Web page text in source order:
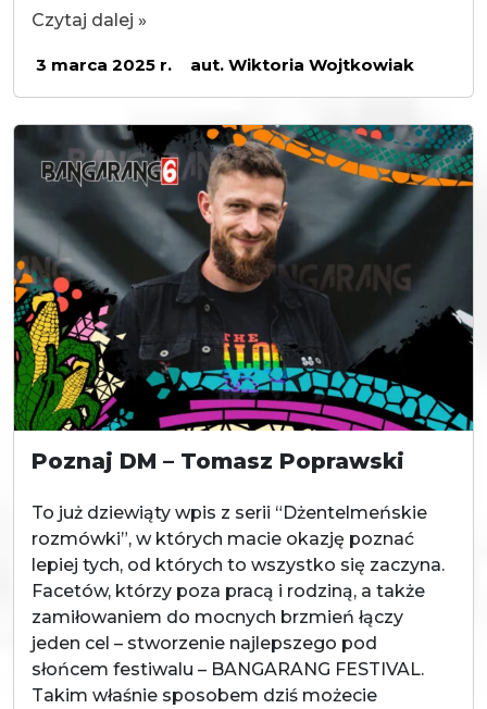
Czytaj dalej »
3 marca 2025 r. aut. Wiktoria Wojtkowiak
Poznaj DM – Tomasz Poprawski
To już dziewiąty wpis z serii “Dżentelmeńskie
rozmówki”, w których macie okazję poznać
lepiej tych, od których to wszystko się zaczyna.
Facetów, którzy poza pracą i rodziną, a także
zamiłowaniem do mocnych brzmień łączy
jeden cel – stworzenie najlepszego pod
słońcem festiwalu – BANGARANG FESTIVAL.
Takim właśnie sposobem dziś możecie